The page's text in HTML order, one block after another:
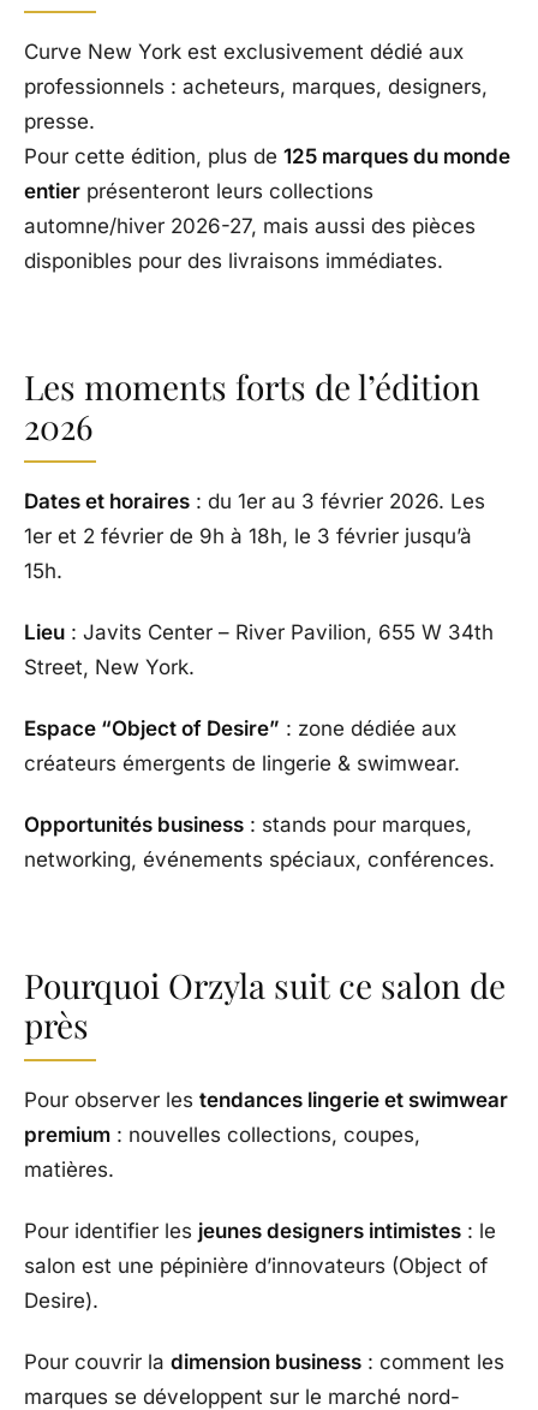
Curve New York est exclusivement dédié aux
professionnels : acheteurs, marques, designers,
presse.
Pour cette édition, plus de 125 marques du monde
entier présenteront leurs collections
automne/hiver 2026-27, mais aussi des pièces
disponibles pour des livraisons immédiates.
Les moments forts de l’édition
2026
Dates et horaires : du 1er au 3 février 2026. Les
1er et 2 février de 9h à 18h, le 3 février jusqu’à
15h.
Lieu : Javits Center – River Pavilion, 655 W 34th
Street, New York.
Espace “Object of Desire” : zone dédiée aux
créateurs émergents de lingerie & swimwear.
Opportunités business : stands pour marques,
networking, événements spéciaux, conférences.
Pourquoi Orzyla suit ce salon de
près
Pour observer les tendances lingerie et swimwear
premium : nouvelles collections, coupes,
matières.
Pour identifier les jeunes designers intimistes : le
salon est une pépinière d’innovateurs (Object of
Desire).
Pour couvrir la dimension business : comment les
marques se développent sur le marché nord-